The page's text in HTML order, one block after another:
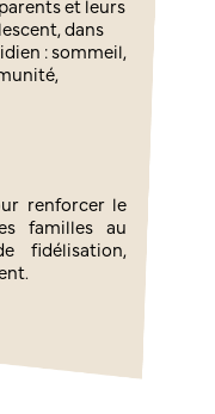
et leurs
dans
: sommeil,
renforcer le
familles au
fidélisation,